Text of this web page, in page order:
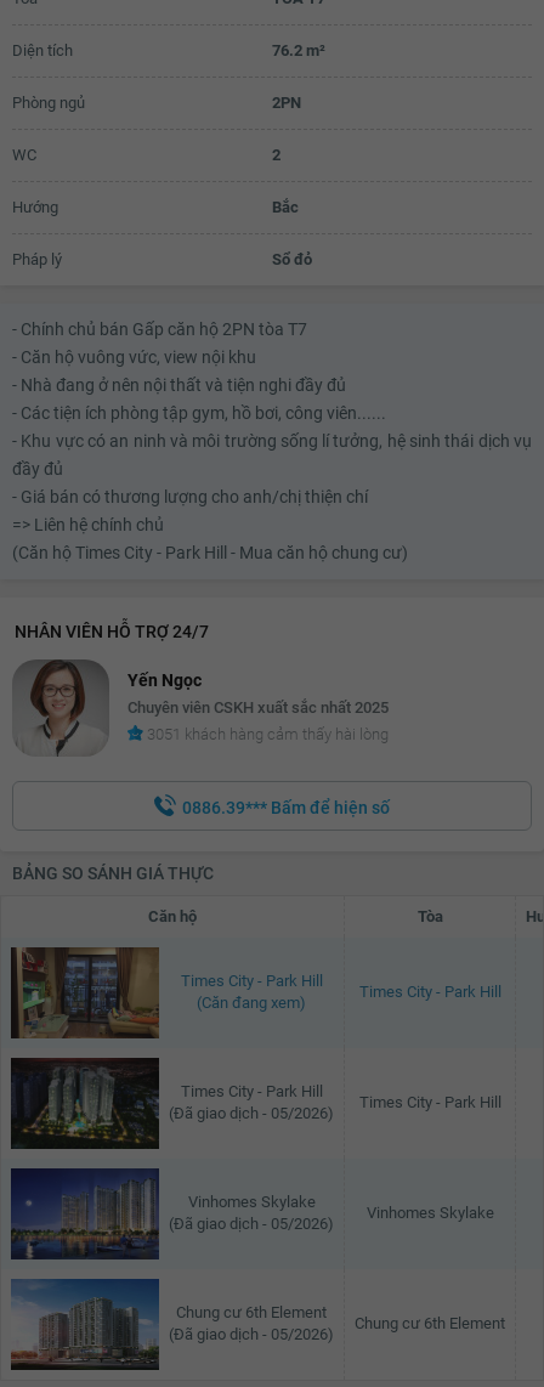
Diện tích 76.2 m²
Phòng ngủ 2PN
WC 2
Hướng Bắc
Pháp lý Sổ đỏ
- Chính chủ bán Gấp căn hộ 2PN tòa T7
- Căn hộ vuông vức, view nội khu
- Nhà đang ở nên nội thất và tiện nghi đầy đủ
- Các tiện ích phòng tập gym, hồ bơi, công viên......
- Khu vực có an ninh và môi trường sống lí tưởng, hệ sinh thái dịch vụ
đầy đủ
- Giá bán có thương lượng cho anh/chị thiện chí
=> Liên hệ chính chủ
(Căn hộ Times City - Park Hill - Mua căn hộ chung cư)
NHÂN VIÊN HỖ TRỢ 24/7
Yến Ngọc
Chuyên viên CSKH xuất sắc nhất 2025
3051 khách hàng cảm thấy hài lòng
0886.39*** Bấm để hiện số
BẢNG SO SÁNH GIÁ THỰC
Căn hộ Tòa
Times City - Park Hill
(Căn đang xem)
Times City - Park Hill
Times City - Park Hill
(Đã giao dịch - 05/2026)
Times City - Park Hill
Vinhomes Skylake
(Đã giao dịch - 05/2026)
Vinhomes Skylake
Chung cư 6th Element
(Đã giao dịch - 05/2026)
Chung cư 6th Element